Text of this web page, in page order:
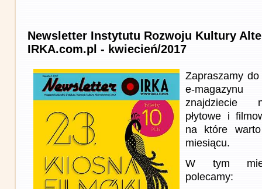
Newsletter Instytutu Rozwoju Kultury
IRKA.com.pl - kwiecień/2017
Zapraszamy
e-
znajdziecie
płytowe i
na które
miesiącu.
W tym
polecamy: